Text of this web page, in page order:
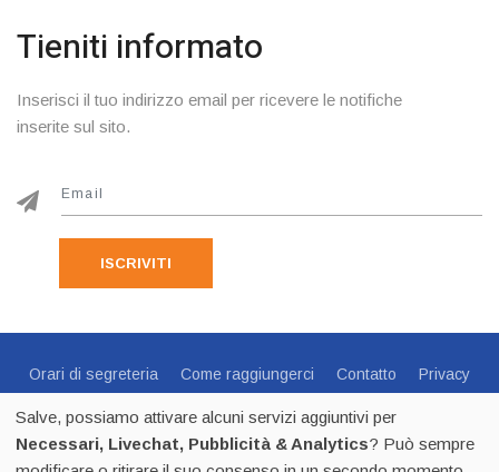
Tieniti informato
Inserisci il tuo indirizzo email per ricevere le notifiche
inserite sul sito.
ISCRIVITI
Orari di segreteria Come raggiungerci Contatto
Privacy
Centro Sportivo Italiano Comitato di Trento - via C.Endrici, 20
Salve, possiamo attivare alcuni servizi aggiuntivi per
Necessari, Livechat, Pubblicità & Analytics? Può sempre